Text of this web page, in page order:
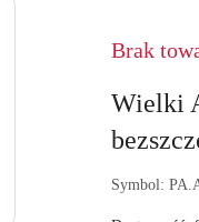
Brak
Wielki
Symbol: